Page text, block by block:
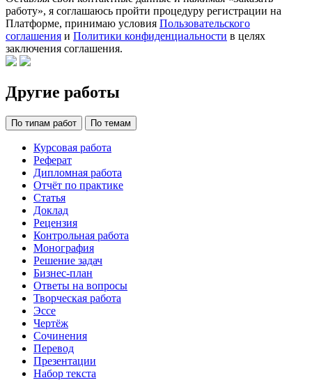
работу», я соглашаюсь пройти процедуру регистрации на
Платформе, принимаю условия Пользовательского
соглашения и Политики конфиденциальности в целях
заключения соглашения.
Другие работы
По типам работ По темам
Курсовая работа
Реферат
Дипломная работа
Отчёт по практике
Статья
Доклад
Рецензия
Контрольная работа
Монография
Решение задач
Бизнес-план
Ответы на вопросы
Творческая работа
Эссе
Чертёж
Сочинения
Перевод
Презентации
Набор текста